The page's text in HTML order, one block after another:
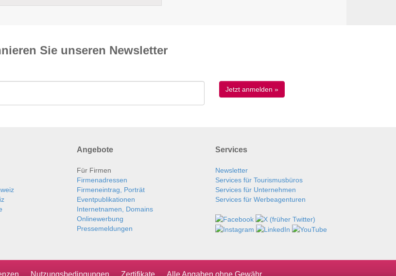
Sie unseren News­letter
Angebote
Für Firmen
Firmenadressen
Firmeneintrag, Porträt
Eventpublikationen
Internetnamen, Domains
Onlinewerbung
Pressemeldungen
Services
Newsletter
Services für Tourismusbüros
Services für Unternehmen
Services für Werbeagenturen
Nutzungsbedingungen Zertifikate Alle Angaben ohne Gewähr